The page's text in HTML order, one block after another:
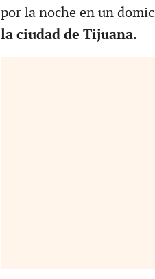
por la noche en un
la ciudad de Tijuana.